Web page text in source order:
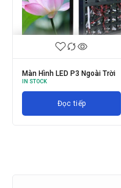
Màn Hình LED P1 Trong Nhà
IN STOCK
Đọc tiếp